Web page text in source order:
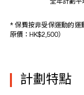
全年計劃平
* 保費按非受保運動的運
原價：HK$2,500）
計劃特點